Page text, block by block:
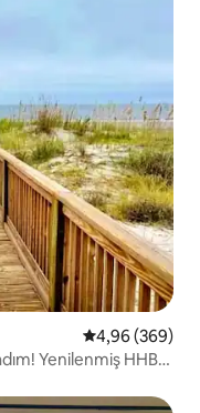
arasında
5 üzerinden
4,96 (369)
Yenilenmiş HHBT